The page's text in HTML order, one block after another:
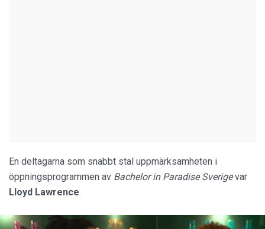
En deltagarna som snabbt stal uppmärksamheten i
öppningsprogrammen av Bachelor in Paradise Sverigevar
Lloyd Lawrence.